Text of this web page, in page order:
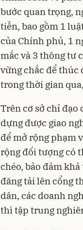
bước quan trọng,
tiễn, bao gồm 1
của Chính phủ, 1
mắc và 3 thông tư
vững chắc để thúc
trong thời gian
Trên cơ sở chỉ đạo
dựng được giao
để mở rộng phạm
rộng đối tượng có
chéo, bảo đảm
đăng tải lên cổng
dân, các doanh
thì tập trung